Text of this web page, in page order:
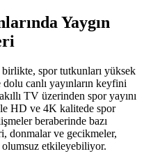
Yaygın
spor tutkunları yüksek
canlı yayınların keyfini
TV üzerinden spor yayını
HD ve 4K kalitede spor
beraberinde bazı
donmalar ve gecikmeler,
olumsuz etkileyebiliyor.